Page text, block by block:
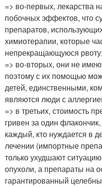
=> во-первых, лекарства
побочных эффектов, что
препаратов,
химиотерапии, которые
непрекращающуюся рвоту;
=> во-вторых, они не
поэтому с их помощью
детей, единственными,
являются люди с
=> в третьих, стоимость
гривен за один
каждый, кто нуждается в
лечении (импортные
только ухудшают
опухоли, а препараты на
гарантированный